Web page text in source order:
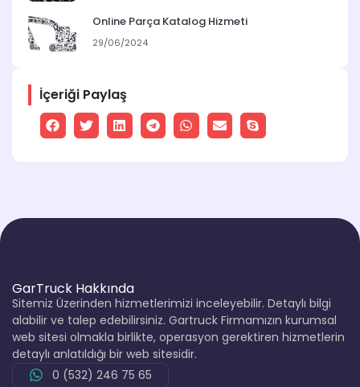
Online Parça Katalog Hizmeti
29/06/2024
İçeriği Paylaş
GarTruck Hakkında
Sitemiz Üzerinden hizmetlerimizi inceleyebilir. Detaylı bilgi
alabilir ve talep edebilirsiniz. Gartruck Firmamızın kurumsal
web sitesi olmakla birlikte, operasyon gerektiren hizmetlerin
detaylı anlatıldığı bir web sitesidir.
0 (532) 246 75 65